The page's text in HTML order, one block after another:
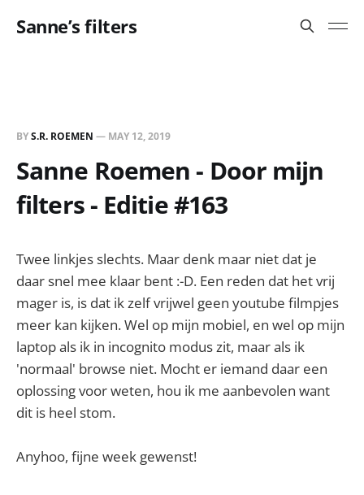
Sanne’s filters
BYS.R. ROEMEN — MAY 12, 2019
Sanne Roemen - Door mijn
filters - Editie #163
Twee linkjes slechts. Maar denk maar niet dat je
daar snel mee klaar bent :-D. Een reden dat het vrij
mager is, is dat ik zelf vrijwel geen youtube filmpjes
meer kan kijken. Wel op mijn mobiel, en wel op mijn
laptop als ik in incognito modus zit, maar als ik
'normaal' browse niet. Mocht er iemand daar een
oplossing voor weten, hou ik me aanbevolen want
dit is heel stom.
Anyhoo, fijne week gewenst!